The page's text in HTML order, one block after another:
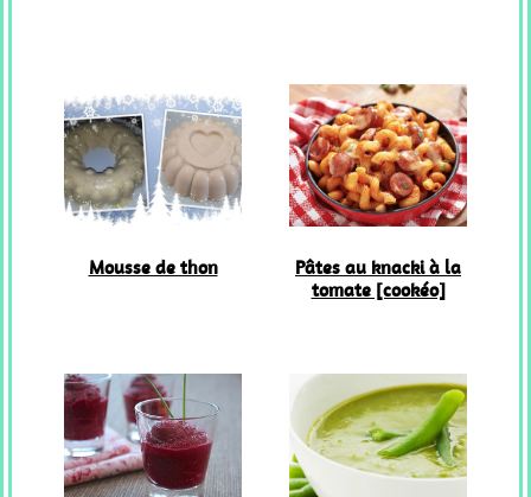
Mousse de thon
Pâtes au knacki à la
tomate [cookéo]